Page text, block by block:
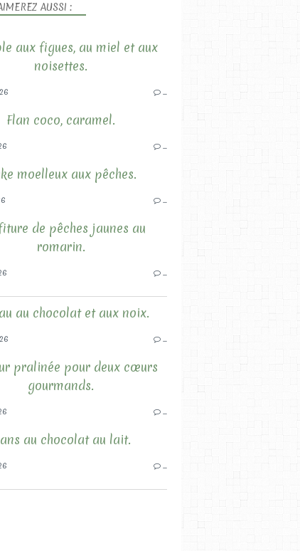
AUSSI :
aux figues, au miel et aux
noisettes.
…
Flan coco, caramel.
…
moelleux aux pêches.
…
de pêches jaunes au
romarin.
…
au chocolat et aux noix.
…
pralinée pour deux cœurs
gourmands.
…
au chocolat au lait.
…